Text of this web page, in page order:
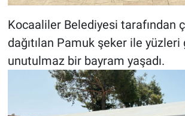
Kocaaliler Belediyesi tarafından
dağıtılan Pamuk şeker ile
unutulmaz bir bayram yaşadı.